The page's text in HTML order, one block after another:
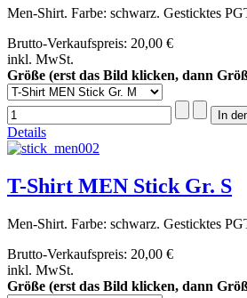
Men-Shirt. Farbe: schwarz. Gesticktes
Brutto-Verkaufspreis: 20,00 €
inkl. MwSt.
Größe (erst das Bild klicken, dann
Details
T-Shirt MEN Stick Gr. S
Men-Shirt. Farbe: schwarz. Gesticktes
Brutto-Verkaufspreis: 20,00 €
inkl. MwSt.
Größe (erst das Bild klicken, dann